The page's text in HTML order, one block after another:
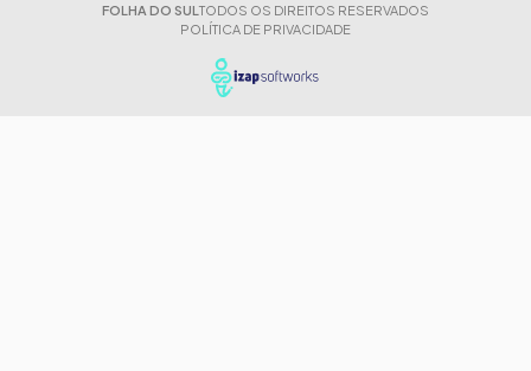
FOLHA DO SUL TODOS OS DIREITOS RESERVADOS
POLÍTICA DE PRIVACIDADE